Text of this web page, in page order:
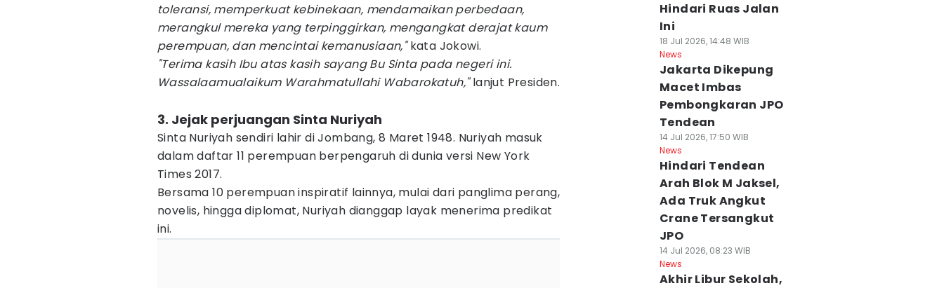
toleransi, memperkuat kebinekaan, mendamaikan perbedaan,
merangkul mereka yang terpinggirkan, mengangkat derajat kaum
perempuan, dan mencintai kemanusiaan,"kata Jokowi.
"Terima kasih Ibu atas kasih sayang Bu Sinta pada negeri ini.
Wassalaamualaikum Warahmatullahi Wabarokatuh,"lanjut Presiden.
3. Jejak perjuangan Sinta Nuriyah
Sinta Nuriyah sendiri lahir di Jombang, 8 Maret 1948. Nuriyah masuk
dalam daftar 11 perempuan berpengaruh di dunia versi New York
Times 2017.
Bersama 10 perempuan inspiratif lainnya, mulai dari panglima perang,
novelis, hingga diplomat, Nuriyah dianggap layak menerima predikat
ini.
Hindari Ruas Jalan
Ini
18 Jul 2026, 14:48 WIB
News
Jakarta Dikepung
Macet Imbas
Pembongkaran JPO
Tendean
14 Jul 2026, 17:50 WIB
News
Hindari Tendean
Arah Blok M Jaksel,
Ada Truk Angkut
Crane Tersangkut
JPO
14 Jul 2026, 08:23 WIB
News
Akhir Libur Sekolah,